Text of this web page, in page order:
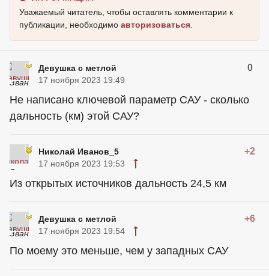
Уважаемый читатель, чтобы оставлять комментарии к
публикации, необходимо авторизоваться
Девушка с метлой 0
17 ноября 2023 19:49
Не написано ключевой параметр САУ - сколько
дальность (км) этой САУ?
Николай Иванов_5 +2
17 ноября 2023 19:53
Из открытых источников дальность 24,5 км
Девушка с метлой +6
17 ноября 2023 19:54
По моему это меньше, чем у западных САУ